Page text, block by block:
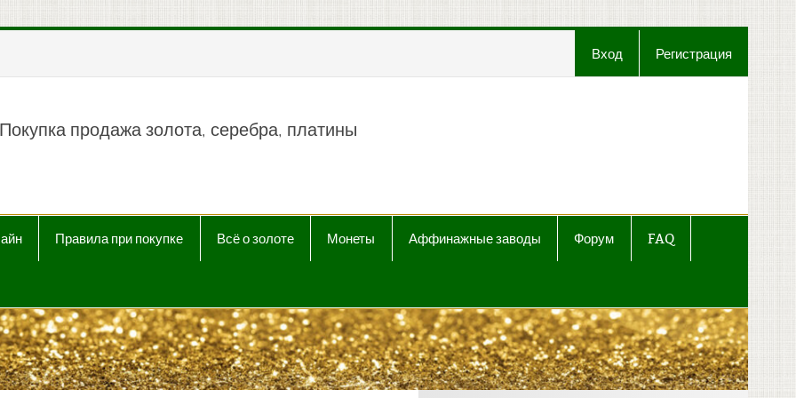
Вход Регистрация
продать Au, Ag, Pt
Покупка продажа золота, серебра, платины
Правила при покупке Всё о золоте Монеты Аффинажные заводы Форум FAQ